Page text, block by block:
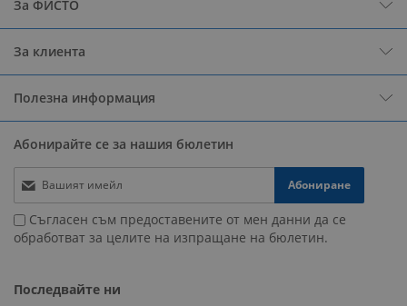
За ФИСТО
За клиента
Полезна информация
Абонирайте се за нашия бюлетин
Абониране
Съгласен съм предоставените от мен данни да се
обработват за целите на изпращане на бюлетин.
Последвайте ни